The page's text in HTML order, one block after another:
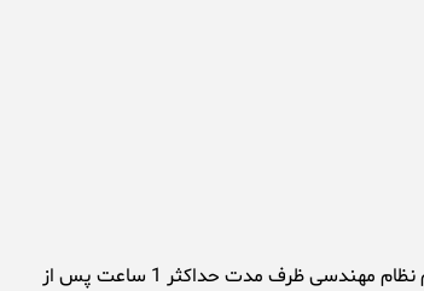
مشاوره جرائم نظام مهندسی توسط وکلای درجه یک موسسه حقوقی تهران بزرگ در سریع ترین زمان ممکن انجام میشود ، بطوریکه بطور معمول مشاوره جرائم نظام مهندسی ظرف مدت حداکثر 1 ساعت پس از